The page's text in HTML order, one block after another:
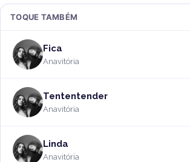
TOQUE TAMBÉM
Fica
Anavitória
Tententender
Anavitória
Linda
Anavitória